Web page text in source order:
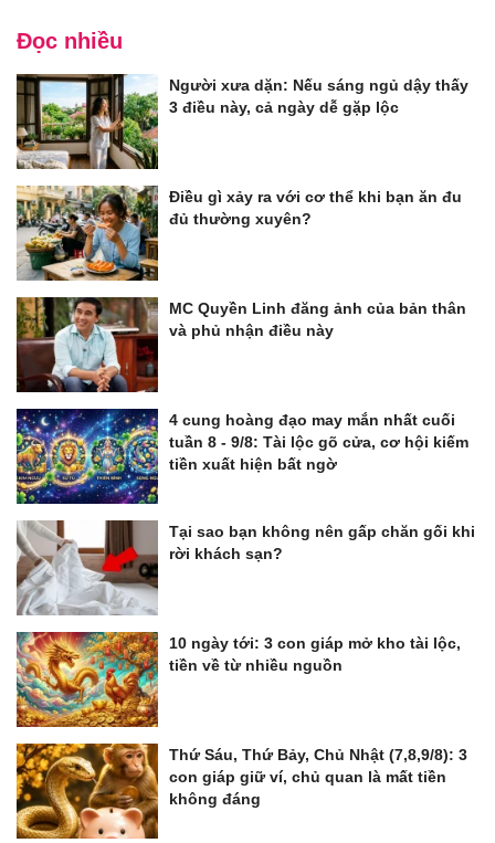
Đọc nhiều
Người xưa dặn: Nếu sáng ngủ dậy thấy
3 điều này, cả ngày dễ gặp lộc
Điều gì xảy ra với cơ thể khi bạn ăn đu
đủ thường xuyên?
MC Quyền Linh đăng ảnh của bản thân
và phủ nhận điều này
4 cung hoàng đạo may mắn nhất cuối
tuần 8 - 9/8: Tài lộc gõ cửa, cơ hội kiếm
tiền xuất hiện bất ngờ
Tại sao bạn không nên gấp chăn gối khi
rời khách sạn?
10 ngày tới: 3 con giáp mở kho tài lộc,
tiền về từ nhiều nguồn
Thứ Sáu, Thứ Bảy, Chủ Nhật (7,8,9/8): 3
con giáp giữ ví, chủ quan là mất tiền
không đáng